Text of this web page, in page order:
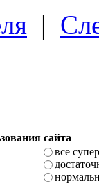
|
сайта
все супер